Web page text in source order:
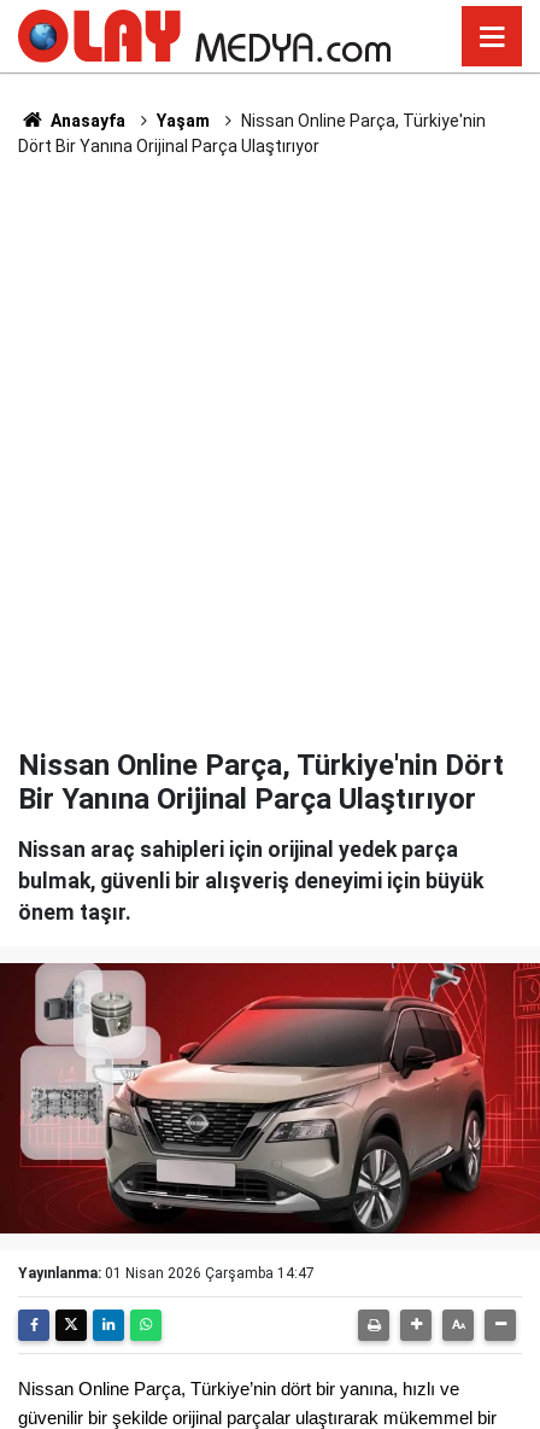
Anasayfa Yaşam
Nissan Online Parça, Türkiye'nin
Dört Bir Yanına Orijinal Parça Ulaştırıyor
Nissan Online Parça, Türkiye'nin Dört
Bir Yanına Orijinal Parça Ulaştırıyor
Nissan araç sahipleri için orijinal yedek parça
bulmak, güvenli bir alışveriş deneyimi için büyük
önem taşır.
Yayınlanma: 01 Nisan 2026 Çarşamba 14:47
Nissan Online Parça, Türkiye’nin dört bir yanına, hızlı ve
güvenilir bir şekilde orijinal parçalar ulaştırarak mükemmel bir